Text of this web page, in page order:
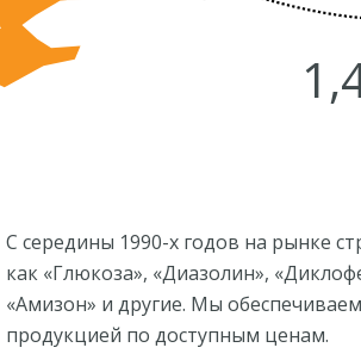
С середины 1990-х годов на рынке
как «Глюкоза», «Диазолин»,
«Амизон» и другие. Мы
продукцией по доступным ценам.